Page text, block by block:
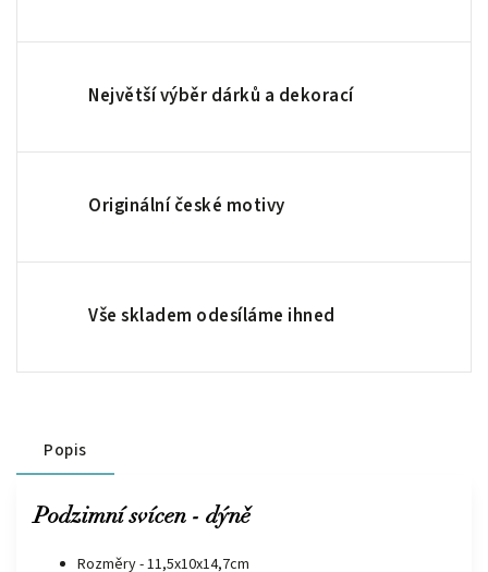
Největší výběr dárků a dekorací
Originální české motivy
Vše skladem odesíláme ihned
Popis
Podzimní svícen - dýně
Rozměry - 11,5x10x14,7cm